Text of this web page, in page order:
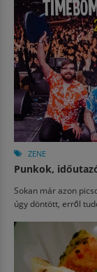
ZENE
Punkok,
Sokan már azon
úgy döntött, erről